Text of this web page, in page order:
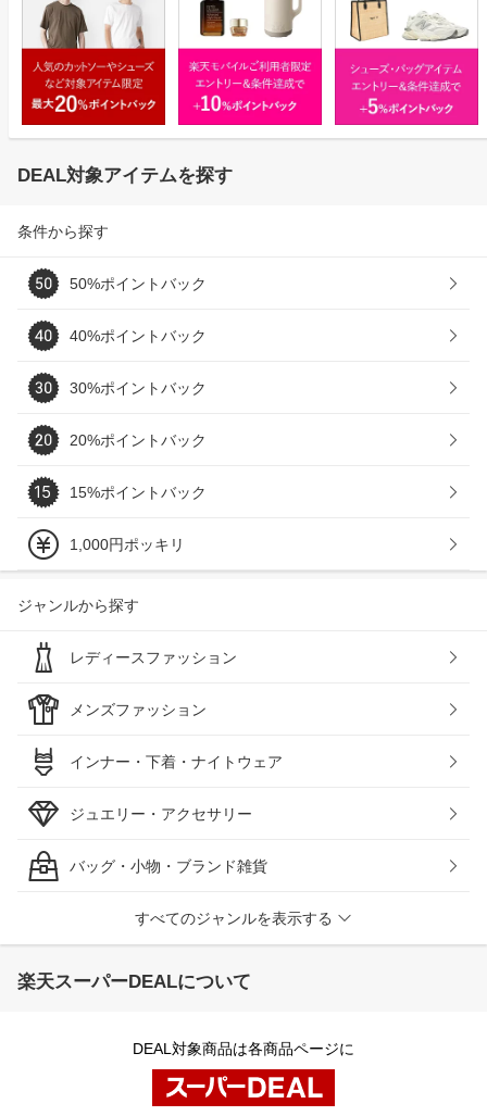
DEAL対象アイテムを探す
条件から探す
50%ポイントバック
40%ポイントバック
30%ポイントバック
20%ポイントバック
15%ポイントバック
1,000円ポッキリ
ジャンルから探す
レディースファッション
メンズファッション
インナー・下着・ナイトウェア
ジュエリー・アクセサリー
バッグ・小物・ブランド雑貨
すべてのジャンルを表示する
楽天スーパーDEALについて
DEAL対象商品は各商品ページに